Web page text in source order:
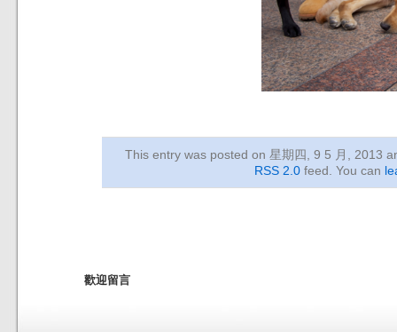
This entry was posted on 星期四, 9 5 月, 2013
RSS 2.0feed. You can
歡迎留言